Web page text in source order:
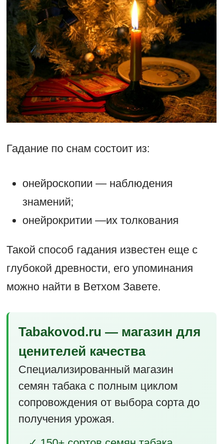
Гадание по снам состоит из:
онейроскопии — наблюдения
знамений;
онейрокритии —их толкования
Такой способ гадания известен еще с
глубокой древности, его упоминания
можно найти в Ветхом Завете.
Tabakovod.ru — магазин для
ценителей качества
Специализированный магазин
семян табака с полным циклом
сопровождения от выбора сорта до
получения урожая.